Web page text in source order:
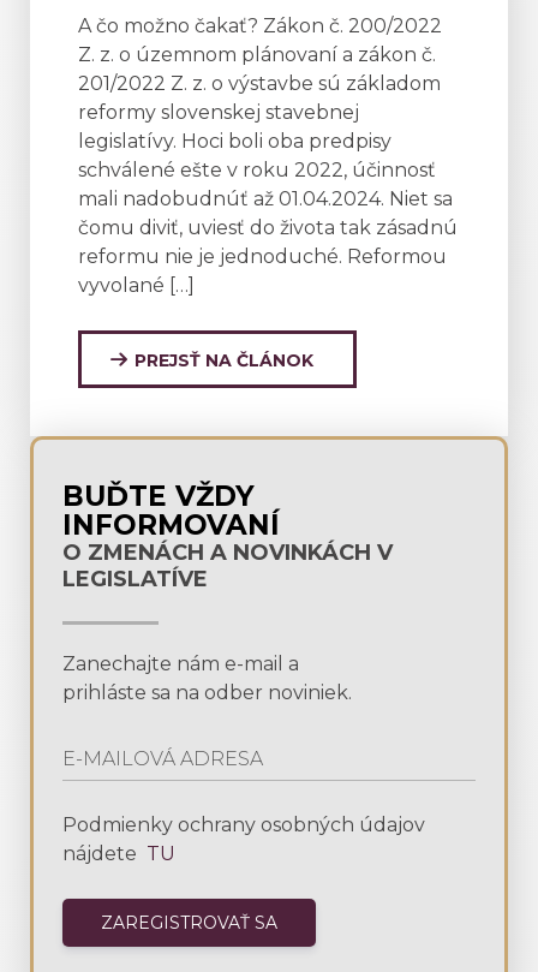
A čo možno čakať? Zákon č. 200/2022
Z. z. o územnom plánovaní a zákon č.
201/2022 Z. z. o výstavbe sú základom
reformy slovenskej stavebnej
legislatívy. Hoci boli oba predpisy
schválené ešte v roku 2022, účinnosť
mali nadobudnúť až 01.04.2024. Niet sa
čomu diviť, uviesť do života tak zásadnú
reformu nie je jednoduché. Reformou
vyvolané […]
PREJSŤ NA ČLÁNOK
BUĎTE VŽDY
INFORMOVANÍ
O ZMENÁCH A NOVINKÁCH V
LEGISLATÍVE
Zanechajte nám e-mail a
prihláste sa na odber noviniek.
Podmienky ochrany osobných údajov
nájdete TU